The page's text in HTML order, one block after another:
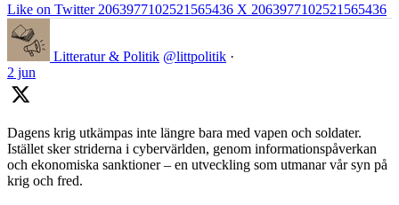
Like on Twitter 2063977102521565436 X 2063977102521565436
Litteratur & Politik @littpolitik ·
2 jun
Dagens krig utkämpas inte längre bara med vapen och soldater.
Istället sker striderna i cybervärlden, genom informationspåverkan
och ekonomiska sanktioner – en utveckling som utmanar vår syn på
krig och fred.